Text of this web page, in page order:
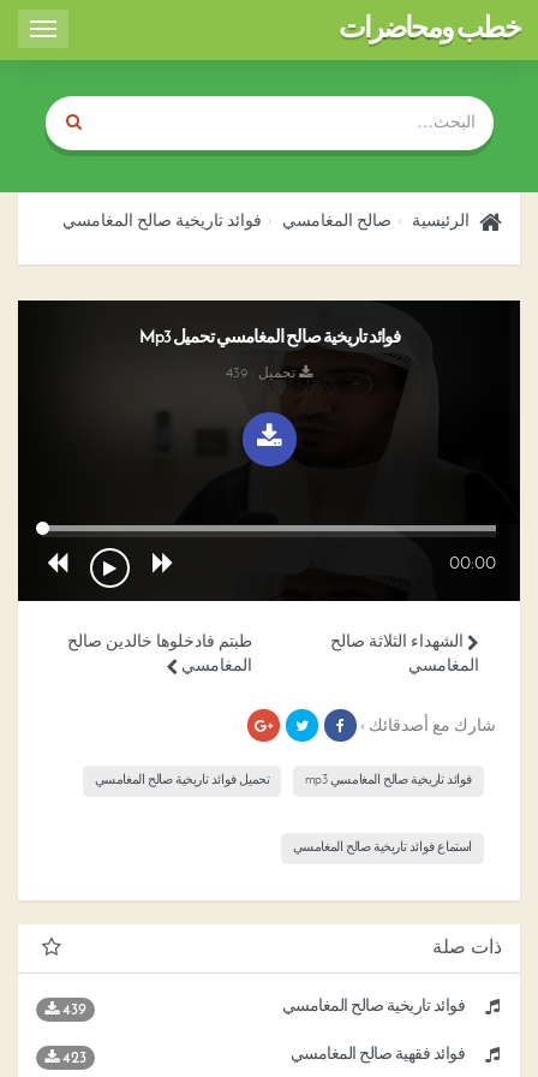
Toggle
خطب ومحاضرات
الرئيسية صالح المغامسي فوائد تاريخية صالح المغامسي
فوائد تاريخية صالح المغامسي تحميل Mp3
تحميل : 439
00:00
طبتم فادخلوها خالدين صالح
المغامسي
الشهداء الثلاثة صالح
المغامسي
شارك مع أصدقائك ›
فوائد تاريخية صالح المغامسي mp3 تحميل فوائد تاريخية صالح المغامسي
استماع فوائد تاريخية صالح المغامسي
ذات صلة
فوائد تاريخية صالح المغامسي 439
فوائد فقهية صالح المغامسي 423